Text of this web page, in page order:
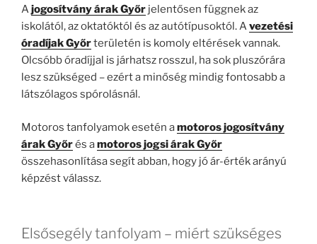
Ajogosítvány árak Győr jelentősen függnek az
iskolától, az oktatóktól és az autótípusoktól. Avezetési
óradíjak Győrterületén is komoly eltérések vannak.
Olcsóbb óradíjjal is járhatsz rosszul, ha sok pluszórára
lesz szükséged – ezért a minőség mindig fontosabb a
látszólagos spórolásnál.
Motoros tanfolyamok esetén amotoros jogosítvány
árak Győrés amotoros jogsi árak Győr
összehasonlítása segít abban, hogy jó ár-érték arányú
képzést válassz.
Elsősegély tanfolyam – miért szükséges